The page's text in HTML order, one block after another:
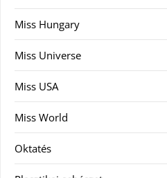
Miss Hungary
Miss Universe
Miss USA
Miss World
Oktatés